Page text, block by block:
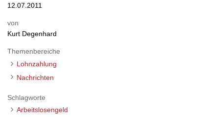
12.07.2011
von
Kurt Degenhard
Themenbereiche
Lohnzahlung
Nachrichten
Schlagworte
Arbeitslosengeld